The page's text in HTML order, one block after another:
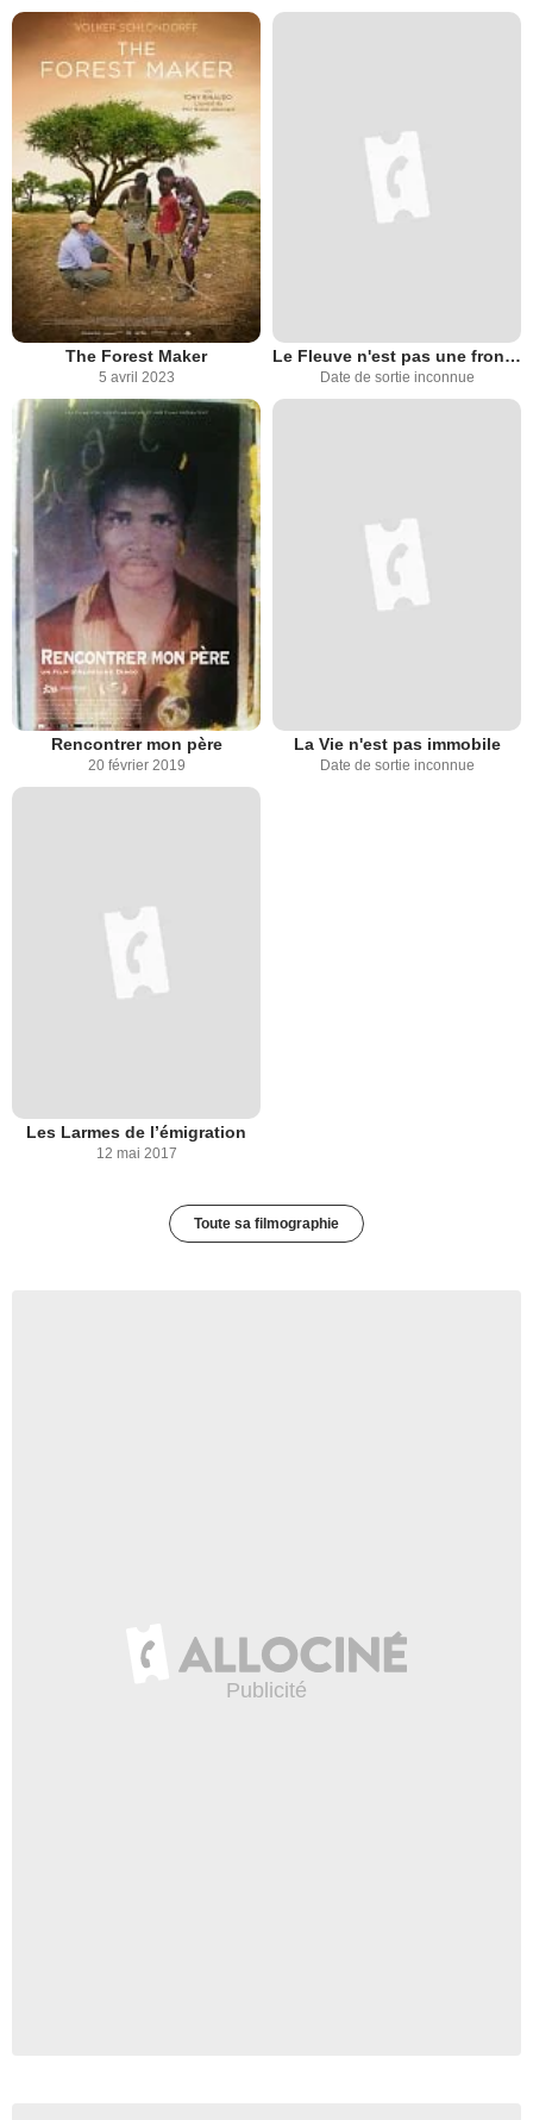
The Forest Maker
5 avril 2023
Le Fleuve n'est pas une frontière
Date de sortie inconnue
Rencontrer mon père
20 février 2019
La Vie n'est pas immobile
Date de sortie inconnue
Les Larmes de l’émigration
12 mai 2017
Toute sa filmographie